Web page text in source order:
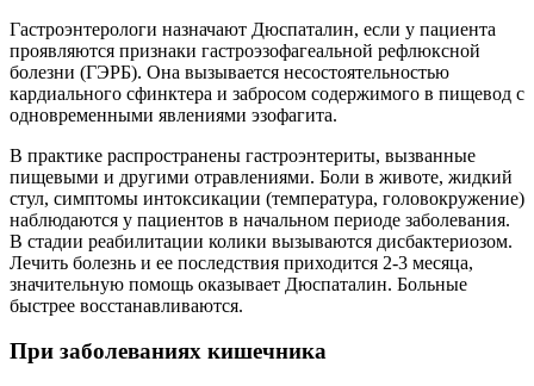
Гастроэнтерологи назначают Дюспаталин, если у пациента
проявляются признаки гастроэзофагеальной рефлюксной
болезни (ГЭРБ). Она вызывается несостоятельностью
кардиального сфинктера и забросом содержимого в пищевод с
одновременными явлениями эзофагита.
В практике распространены гастроэнтериты, вызванные
пищевыми и другими отравлениями. Боли в животе, жидкий
стул, симптомы интоксикации (температура, головокружение)
наблюдаются у пациентов в начальном периоде заболевания.
В стадии реабилитации колики вызываются дисбактериозом.
Лечить болезнь и ее последствия приходится 2-3 месяца,
значительную помощь оказывает Дюспаталин. Больные
быстрее восстанавливаются.
При заболеваниях кишечника